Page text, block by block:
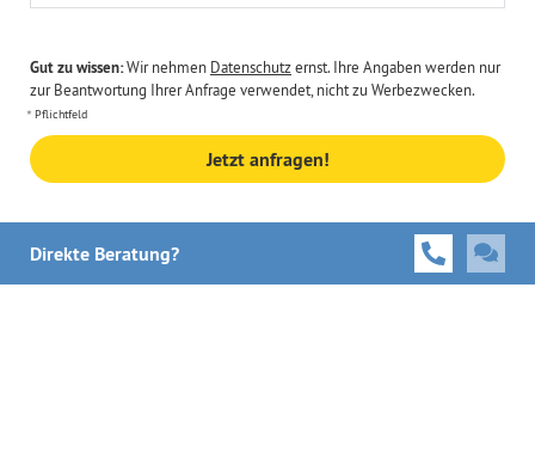
Gut zu wissen:Wir nehmen Datenschutzernst. Ihre Angaben werden nur
zur Beantwortung Ihrer Anfrage verwendet, nicht zu Werbezwecken.
Pflichtfeld
Jetzt anfragen!
Direkte Beratung?